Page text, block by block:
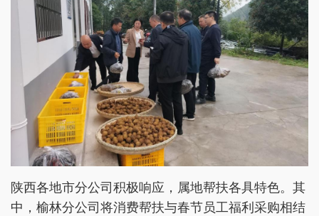
陕西各地市分公司积极响应，属地帮扶各具特色。其
中，榆林分公司将消费帮扶与春节员工福利采购相结